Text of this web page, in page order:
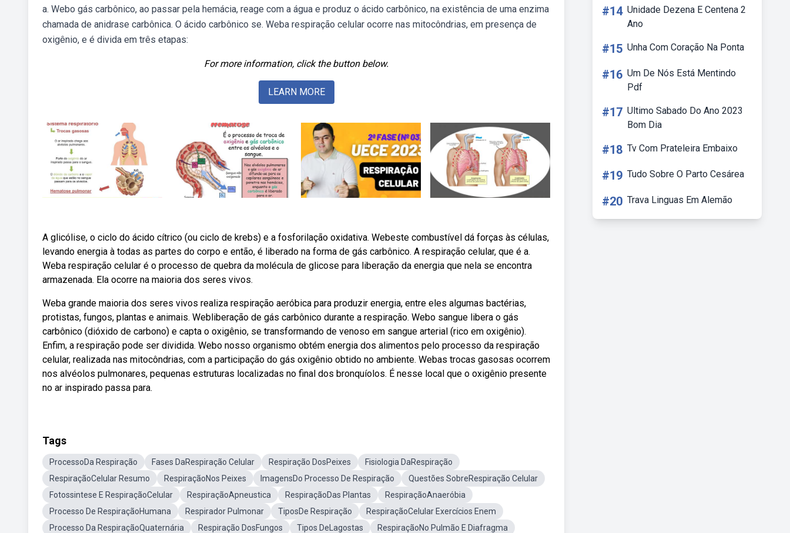
a. Webo gás carbônico, ao passar pela hemácia, reage com a água e produz o ácido carbônico, na existência de uma enzima
chamada de anidrase carbônica. O ácido carbônico se. Weba respiração celular ocorre nas mitocôndrias, em presença de
oxigênio, e é divida em três etapas:
For more information, click the button below.
LEARN MORE
A glicólise, o ciclo do ácido cítrico (ou ciclo de krebs) e a fosforilação oxidativa. Webeste combustível dá forças às células,
levando energia à todas as partes do corpo e então, é liberado na forma de gás carbônico. A respiração celular, que é a.
Weba respiração celular é o processo de quebra da molécula de glicose para liberação da energia que nela se encontra
armazenada. Ela ocorre na maioria dos seres vivos.
Weba grande maioria dos seres vivos realiza respiração aeróbica para produzir energia, entre eles algumas bactérias,
protistas, fungos, plantas e animais. Webliberação de gás carbônico durante a respiração. Webo sangue libera o gás
carbônico (dióxido de carbono) e capta o oxigênio, se transformando de venoso em sangue arterial (rico em oxigênio).
Enfim, a respiração pode ser dividida. Webo nosso organismo obtém energia dos alimentos pelo processo da respiração
celular, realizada nas mitocôndrias, com a participação do gás oxigênio obtido no ambiente. Webas trocas gasosas ocorrem
nos alvéolos pulmonares, pequenas estruturas localizadas no final dos bronquíolos. É nesse local que o oxigênio presente
no ar inspirado passa para.
Tags
ProcessoDa Respiração Fases DaRespiração Celular Respiração DosPeixes
Fisiologia DaRespiração
RespiraçãoCelular Resumo
RespiraçãoNos Peixes ImagensDo Processo De Respiração
Questões SobreRespiração Celular
Fotossintese E RespiraçãoCelular
RespiraçãoApneustica RespiraçãoDas Plantas
RespiraçãoAnaeróbia
Processo De RespiraçãoHumana
Respirador Pulmonar TiposDe Respiração
RespiraçãoCelular Exercícios Enem
Processo Da RespiraçãoQuaternária
Respiração DosFungos Tipos DeLagostas
RespiraçãoNo Pulmão E Diafragma
#14 Unidade Dezena E Centena 2
Ano
#15 Unha Com Coração Na Ponta
#16 Um De Nós Está Mentindo
Pdf
#17 Ultimo Sabado Do Ano 2023
Bom Dia
#18 Tv Com Prateleira Embaixo
#19 Tudo Sobre O Parto Cesárea
#20 Trava Linguas Em Alemão